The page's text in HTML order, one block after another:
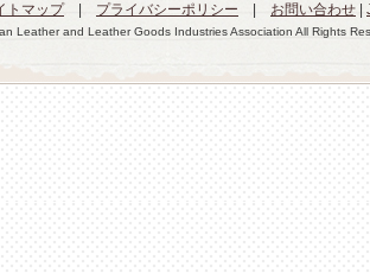
トマップ| プライバシーポリシー お問い合わせ
Leather and Leather Goods Industries Association All Rights